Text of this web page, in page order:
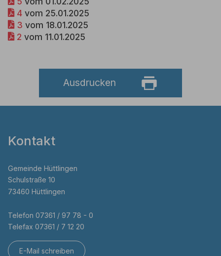
4vom 25.01.2025
3 vom 18.01.2025
2 vom 11.01.2025
Ausdrucken
Kontakt
Gemeinde Hüttlingen
Schulstraße 10
73460 Hüttlingen
Telefon 07361 / 97 78 - 0
Telefax 07361 / 7 12 20
E-Mail schreiben